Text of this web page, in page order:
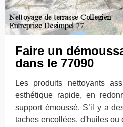
Faire un
dans le 77090
Les produits nettoyants
esthétique rapide, en
support émoussé. S’il y a
taches encollées, d'huiles ou